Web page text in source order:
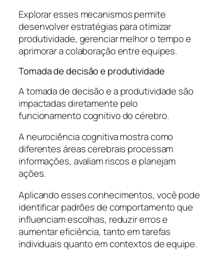
Explorar esses mecanismos permite
desenvolver estratégias para otimizar
produtividade, gerenciar melhor o tempo e
aprimorar a colaboração entre equipes.
Tomada de decisão e produtividade
A tomada de decisão e a produtividade são
impactadas diretamente pelo
funcionamento cognitivo do cérebro.
A neurociência cognitiva mostra como
diferentes áreas cerebrais processam
informações, avaliam riscos e planejam
ações.
Aplicando esses conhecimentos, você pode
identificar padrões de comportamento que
influenciam escolhas, reduzir erros e
aumentar eficiência, tanto em tarefas
individuais quanto em contextos de equipe.